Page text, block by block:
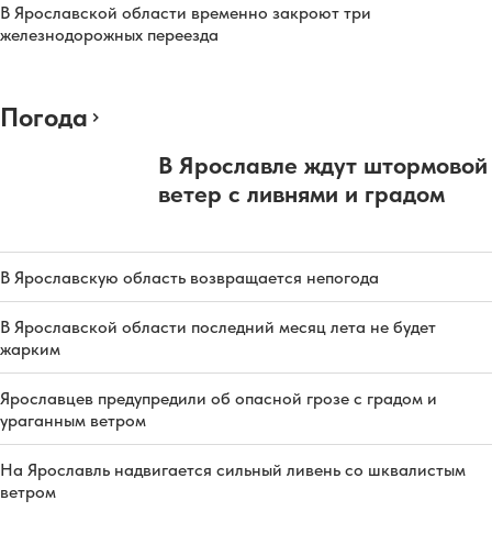
В Ярославской области временно закроют три
железнодорожных переезда
Погода
В Ярославле ждут штормовой
ветер с ливнями и градом
В Ярославскую область возвращается непогода
В Ярославской области последний месяц лета не будет
жарким
Ярославцев предупредили об опасной грозе с градом и
ураганным ветром
На Ярославль надвигается сильный ливень со шквалистым
ветром